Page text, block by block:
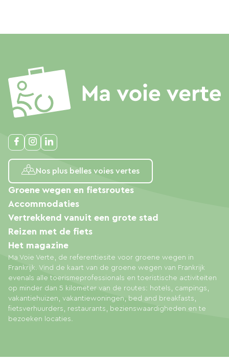
Nos plus belles voies vertes
Ma Voie Verte, de referentiesite voor groene wegen in
Frankrijk. Vind de kaart van de groene wegen van Frankrijk
evenals alle toerismeprofessionals en toeristische activiteiten
op minder dan 5 kilometer van de routes: hotels, campings,
vakantiehuizen, vakantiewoningen, bed and breakfasts,
fietsverhuurders, restaurants, bezienswaardigheden en te
bezoeken locaties.
Groene wegen en fietsroutes
Accommodaties
Vertrekkend vanuit een grote stad
Reizen met de fiets
Het magazine